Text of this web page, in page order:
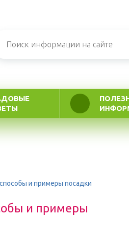
и примеры посадки
и примеры